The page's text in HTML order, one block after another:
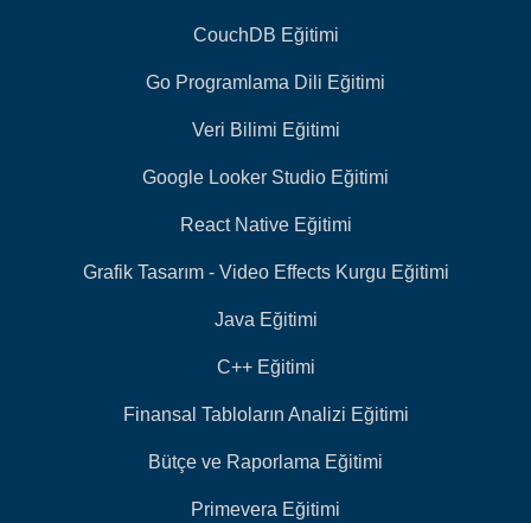
CouchDB Eğitimi
Go Programlama Dili Eğitimi
Veri Bilimi Eğitimi
Google Looker Studio Eğitimi
React Native Eğitimi
Grafik Tasarım - Video Effects Kurgu Eğitimi
Java Eğitimi
C++ Eğitimi
Finansal Tabloların Analizi Eğitimi
Bütçe ve Raporlama Eğitimi
Primevera Eğitimi